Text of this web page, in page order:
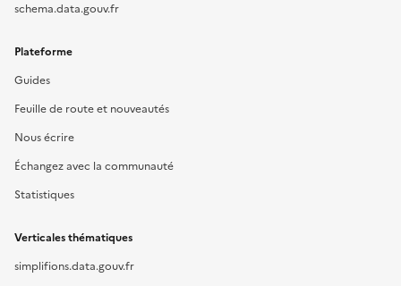
schema.data.gouv.fr
Plateforme
Guides
Feuille de route et nouveautés
Nous écrire
Échangez avec la communauté
Statistiques
Verticales thématiques
simplifions.data.gouv.fr